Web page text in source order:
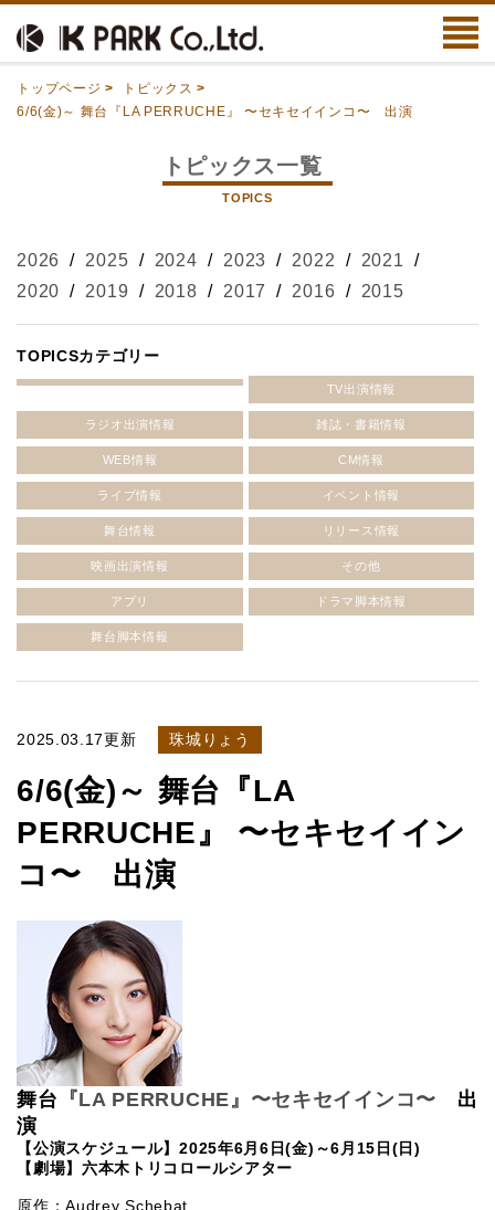
トップページ > トピックス >
6/6(金)～ 舞台『LA PERRUCHE』 〜セキセイインコ〜 出演
トピックス一覧
TOPICS
2026 / 2025 / 2024 / 2023 / 2022 / 2021 /
2020 / 2019 / 2018 / 2017 / 2016 / 2015
TOPICSカテゴリー
TV出演情報
ラジオ出演情報 雑誌・書籍情報
WEB情報 CM情報
ライブ情報 イベント情報
舞台情報 リリース情報
映画出演情報 その他
アプリ ドラマ脚本情報
舞台脚本情報
2025.03.17更新 珠城りょう
6/6(金)～ 舞台『LA
PERRUCHE』 〜セキセイイン
コ〜 出演
舞台 『LA PERRUCHE』〜セキセイインコ〜 出
演
【公演スケジュール】2025年6月6日(金)～6月15日(日)
【劇場】六本木トリコロールシアター
原作：Audrey Schebat